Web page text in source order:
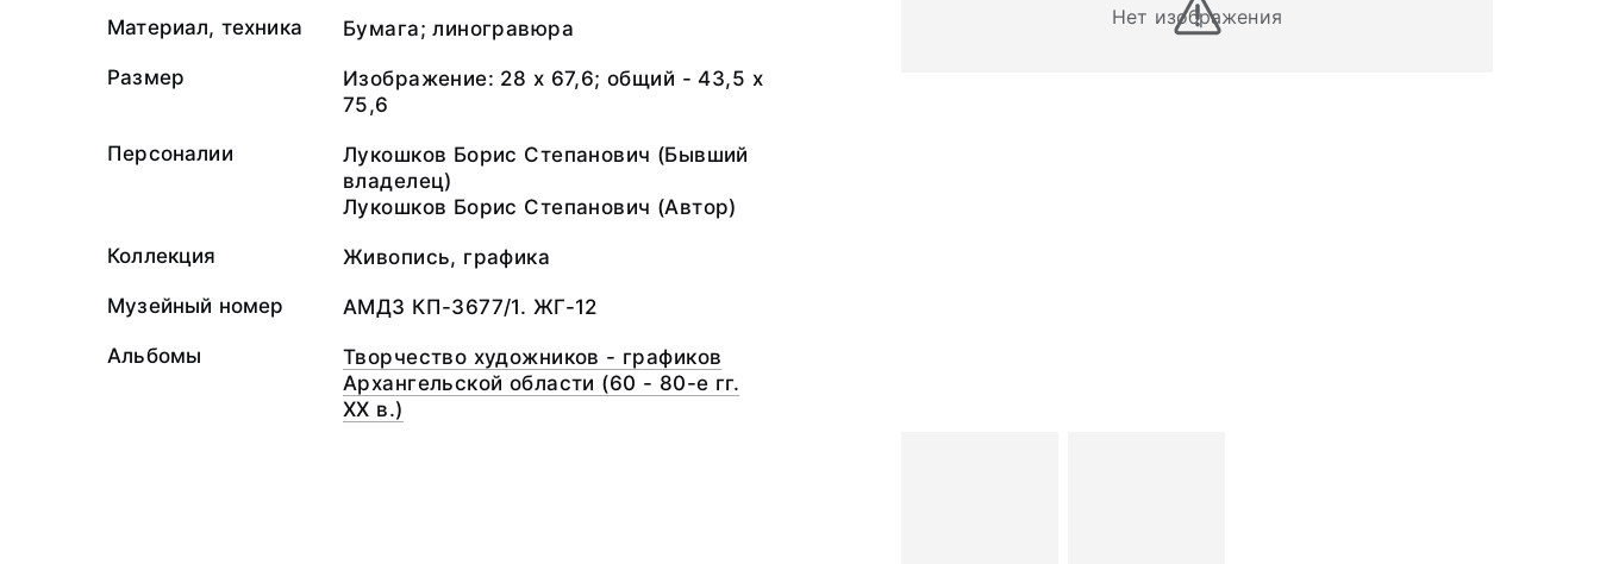
Нет изображения
Материал, техника Бумага; линогравюра
Размер
Изображение: 28 х 67,6; общий - 43,5 х
75,6
Персоналии
Лукошков Борис Степанович (Бывший
владелец)
Лукошков Борис Степанович (Автор)
Коллекция Живопись, графика
Музейный номер АМДЗ КП-3677/1. ЖГ-12
Альбомы
Творчество художников - графиков
Архангельской области (60 - 80-е гг.
XX в.)